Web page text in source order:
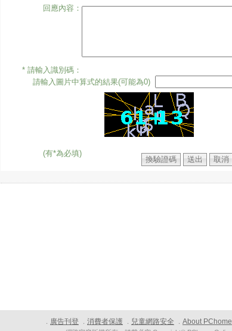
回應內容：
* 請輸入識別碼：
請輸入圖片中算式的結果(可能為0)
(有*為必填)
． 廣告刊登 ． 消費者保護 ． 兒童網路安全 ． About PChome